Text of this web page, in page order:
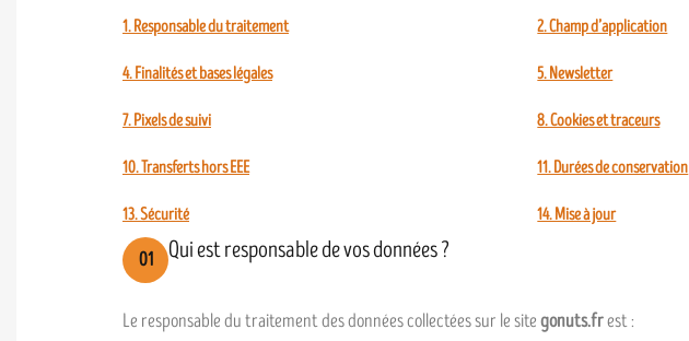
1. Responsable du traitement 2. Champ d’application
4. Finalités et bases légales 5. Newsletter
7. Pixels de suivi 8. Cookies et traceurs
10. Transferts hors EEE 11. Durées de conservation
13. Sécurité 14. Mise à jour
01 Qui est responsable de vos données ?
Le responsable du traitement des données collectées sur le sitegonuts.frest :